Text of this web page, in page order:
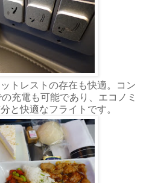
トレストの存在も快適。コン
充電も可能であり、エコノミ
と快適なフライトです。